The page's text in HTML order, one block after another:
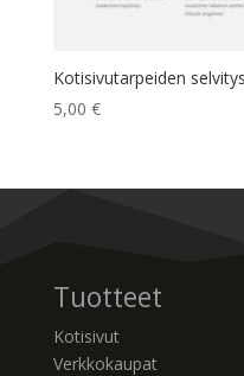
Kotisivutarpeiden selvitys
5,00 €
Tuotteet
Kotisivut
Verkkokaupat